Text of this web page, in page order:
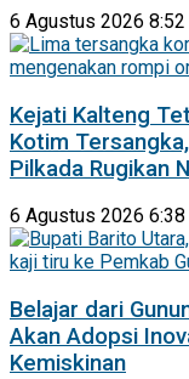
6 Agustus 2026
Kejati Kalteng
Kotim
Pilkada Rugikan
6 Agustus 2026
Belajar dari
Akan Adopsi
Kemiskinan